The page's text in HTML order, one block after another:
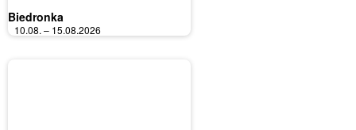
Biedronka
10.08. – 15.08.2026